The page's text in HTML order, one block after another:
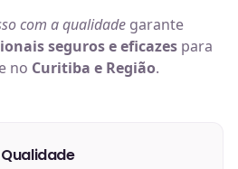
com a qualidadegarante
seguros e eficazes para
no Curitiba e Região.